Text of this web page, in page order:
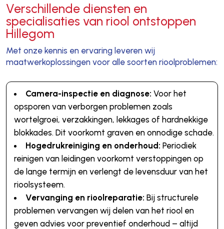
Verschillende diensten en
specialisaties van riool ontstoppen
Hillegom
Met onze kennis en ervaring leveren wij
maatwerkoplossingen voor alle soorten rioolproblemen:
Camera-inspectie en diagnose: Voor het
opsporen van verborgen problemen zoals
wortelgroei, verzakkingen, lekkages of hardnekkige
blokkades. Dit voorkomt graven en onnodige schade.
Hogedrukreiniging en onderhoud: Periodiek
reinigen van leidingen voorkomt verstoppingen op
de lange termijn en verlengt de levensduur van het
rioolsysteem.
Vervanging en rioolreparatie: Bij structurele
problemen vervangen wij delen van het riool en
geven advies voor preventief onderhoud – altijd